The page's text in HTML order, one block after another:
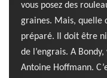
vous posez des
graines. Mais, quelle
préparé. Il doit être
de l’engrais. A
Antoine Hoffmann.